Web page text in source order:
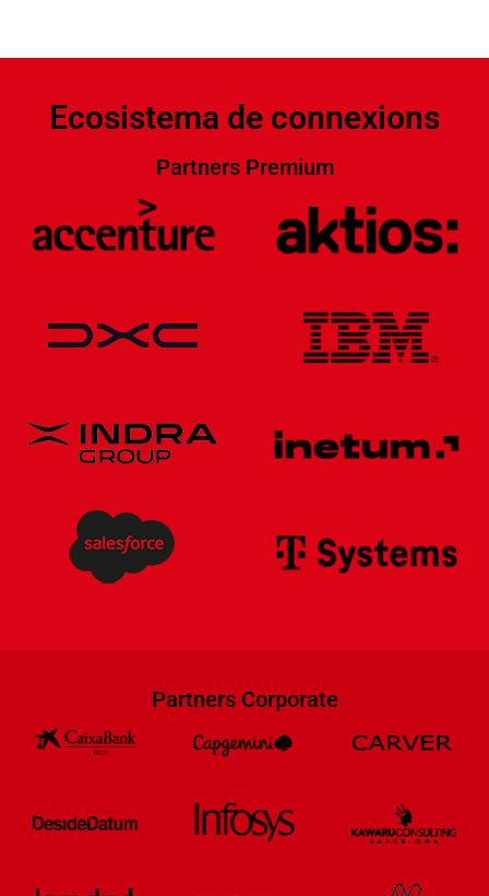
Ecosistema de connexions
Partners Premium
Partners Corporate